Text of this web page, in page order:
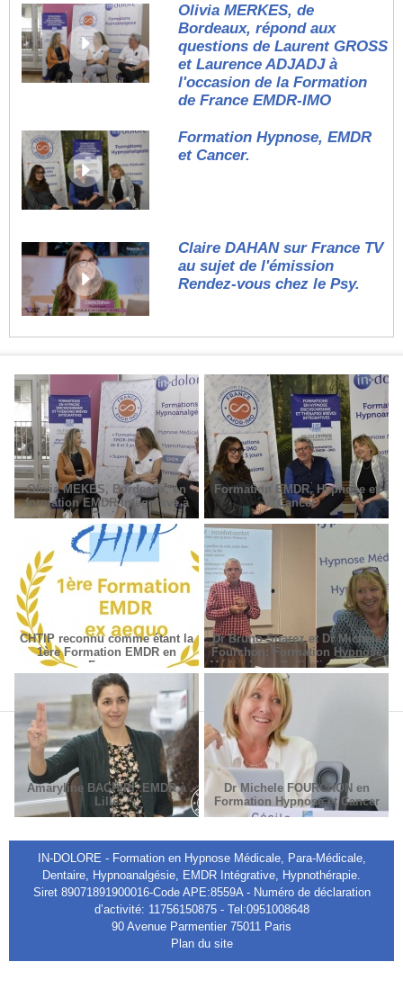
Olivia MERKES, de
Bordeaux, répond aux
questions de Laurent GROSS
et Laurence ADJADJ à
l'occasion de la Formation
de France EMDR-IMO
Formation Hypnose, EMDR
et Cancer.
Claire DAHAN sur France TV
au sujet de l'émission
Rendez-vous chez le Psy.
Olivia MEKES, Bordeaux, en
formation EMDR Intégrative à
Paris
Formation EMDR, Hypnose et
Cancer
CHTIP reconnu comme étant la
1ère Formation EMDR en
France
Dr Bruno Suarez et Dr Michèle
Fourchon: Formation Hypnose
Médicale en Radiodiagnostic et
Radiothérapie.
Amaryline BACHIRI, EMDR à
Lille
Dr Michele FOURCHON en
Formation Hypnose et Cancer
IN-DOLORE - Formation en Hypnose Médicale, Para-Médicale,
Dentaire, Hypnoanalgésie, EMDR Intégrative, Hypnothérapie.
Siret 89071891900016-Code APE:8559A - Numéro de déclaration
d’activité: 11756150875 - Tel:0951008648
90 Avenue Parmentier 75011 Paris
Plan du site